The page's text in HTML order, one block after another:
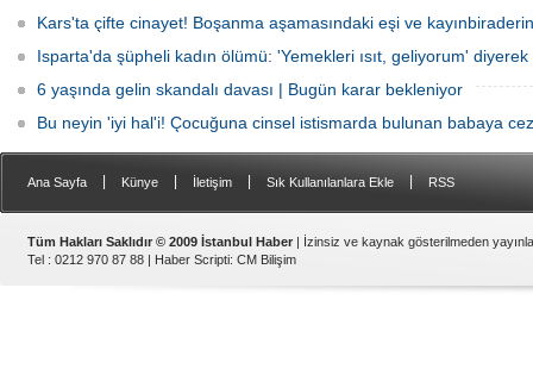
Kars'ta çifte cinayet! Boşanma aşamasındaki eşi ve
Isparta'da şüpheli kadın ölümü: 'Yemekleri ısıt, geliyorum' diyerek
6 yaşında gelin skandalı davası | Bugün karar bekleniyor
Bu neyin 'iyi hal'i! Çocuğuna cinsel istismarda bulunan babaya
Ana Sayfa Künye İletişim Sık Kullanılanlara Ekle RSS
Tüm Hakları Saklıdır © 2009 İstanbul Haber | İzinsiz ve kaynak gösterilmeden
Tel : 0212 970 87 88 | Haber Scripti: CM Bilişim